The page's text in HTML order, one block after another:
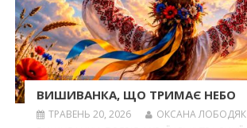
ВИШИВАНКА, ЩО ТРИМАЄ НЕБО
ТРАВЕНЬ 20, 2026 ОКСАНА ЛОБОДЯК